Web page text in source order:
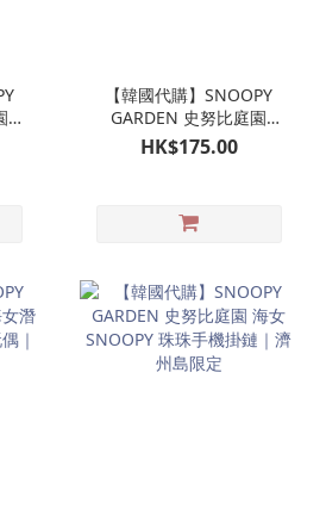
【韓國代購】SNOOPY
GARDEN 史努比庭園
OLAF 歐拉夫 潛水公仔掛
飾 娃娃玩偶吊飾｜濟州島
HK$175.00